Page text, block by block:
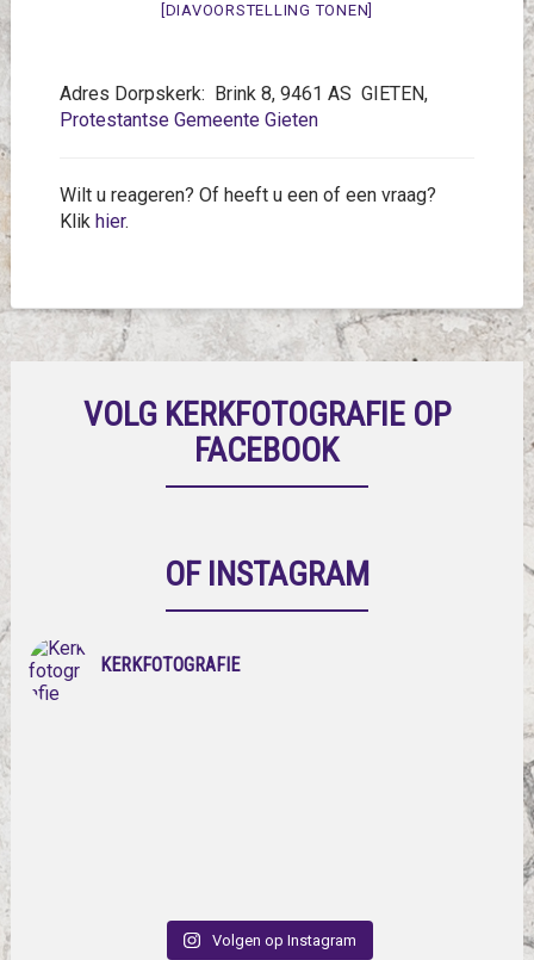
[DIAVOORSTELLING TONEN]
Adres Dorpskerk: Brink 8, 9461 AS GIETEN,
Protestantse Gemeente Gieten
Wilt u reageren? Of heeft u een of een vraag?
Klik hier.
VOLG KERKFOTOGRAFIE OP
FACEBOOK
OF INSTAGRAM
KERKFOTOGRAFIE
Volgen op Instagram